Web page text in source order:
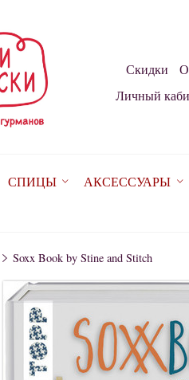
Скидки
Личный
СПИЦЫ АКСЕССУАРЫ
Soxx Book by Stine and Stitch